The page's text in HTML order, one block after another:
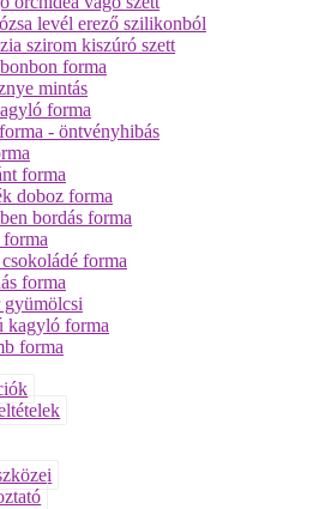
levél erező szilikonból
szirom kiszúró szett
forma
mintás
forma
- öntvényhibás
forma
doboz forma
bordás forma
forma
forma
gyümölcsi
kagyló forma
forma